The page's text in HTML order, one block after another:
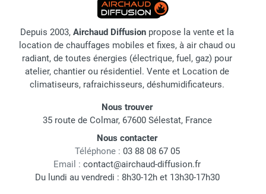
Depuis 2003, Airchaud Diffusion propose la vente et la
location de chauffages mobiles et fixes, à air chaud ou
radiant, de toutes énergies (électrique, fuel, gaz) pour
atelier, chantier ou résidentiel. Vente et Location de
climatiseurs, rafraichisseurs, déshumidificateurs.
Nous trouver
35 route de Colmar, 67600 Sélestat, France
Nous contacter
Téléphone : 03 88 08 67 05
Email : contact@airchaud-diffusion.fr
Du lundi au vendredi : 8h30-12h et 13h30-17h30